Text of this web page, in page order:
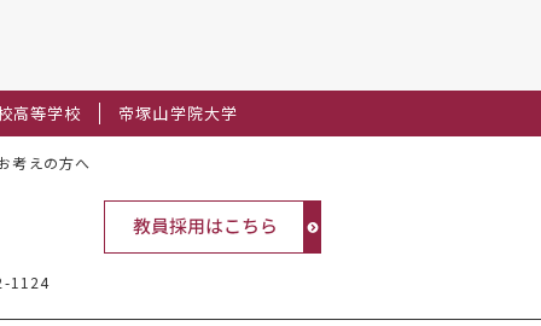
高等学校 帝塚山学院大学
考えの方へ
1124